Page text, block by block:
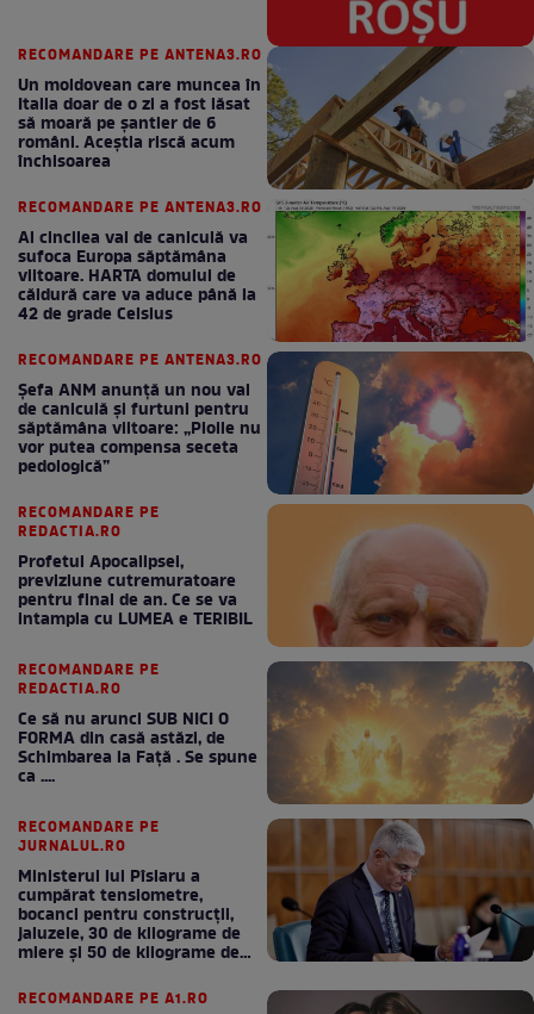
RECOMANDARE PE ANTENA3.RO
Un moldovean care muncea în
Italia doar de o zi a fost lăsat
să moară pe şantier de 6
români. Aceștia riscă acum
închisoarea
RECOMANDARE PE ANTENA3.RO
Al cincilea val de caniculă va
sufoca Europa săptămâna
viitoare. HARTA domului de
căldură care va aduce până la
42 de grade Celsius
RECOMANDARE PE ANTENA3.RO
Șefa ANM anunță un nou val
de caniculă și furtuni pentru
săptămâna viitoare: „Ploile nu
vor putea compensa seceta
pedologică”
RECOMANDARE PE
REDACTIA.RO
Profetul Apocalipsei,
previziune cutremuratoare
pentru final de an. Ce se va
intampla cu LUMEA e TERIBIL
RECOMANDARE PE
REDACTIA.RO
Ce să nu arunci SUB NICI O
FORMA din casă astăzi, de
Schimbarea la Față . Se spune
ca ....
RECOMANDARE PE
JURNALUL.RO
Ministerul lui Pîslaru a
cumpărat tensiometre,
bocanci pentru construcții,
jaluzele, 30 de kilograme de
miere și 50 de kilograme de
RECOMANDARE PE A1.RO